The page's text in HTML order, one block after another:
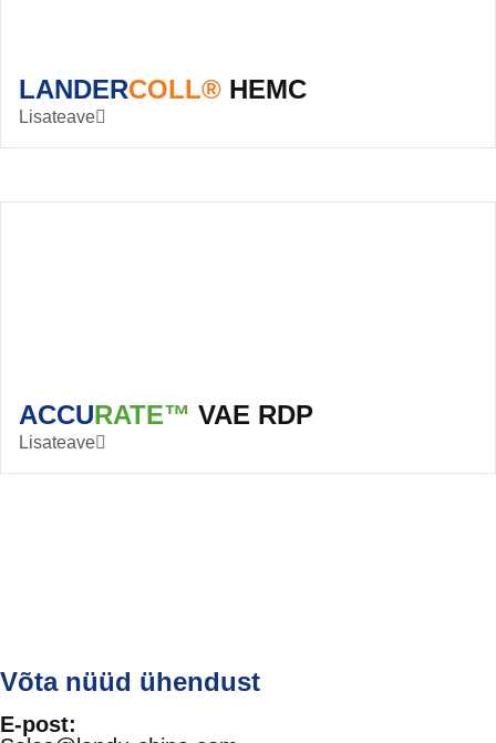
LANDERCOLL® HEMC
Lisateave
ACCURATE™ VAE RDP
Lisateave
Võta nüüd ühendust
E-post: